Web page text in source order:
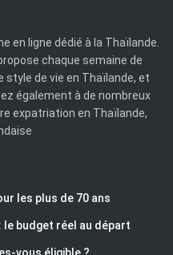
en ligne dédié à la Thaïlande.
chaque semaine de
de vie en Thaïlande, et
également à de nombreux
expatriation en Thaïlande,
les plus de 70 ans
le budget réel au départ
vous éligible ?